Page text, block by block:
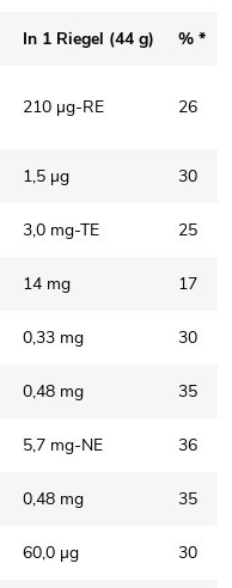
In 1 Riegel (44 g) % *
210 µg-RE 26
1,5 µg 30
3,0 mg-TE 25
14 mg 17
0,33 mg 30
0,48 mg 35
5,7 mg-NE 36
0,48 mg 35
60,0 µg 30